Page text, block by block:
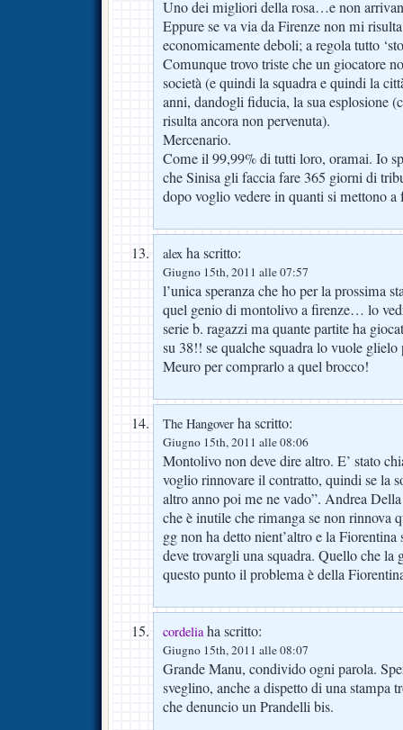
Uno dei migliori della rosa…e non
Eppure se va via da Firenze non mi
economicamente deboli; a regola tutto
Comunque trovo triste che un giocatore
società (e quindi la squadra e quindi la
anni, dandogli fiducia, la sua esplosione
risulta ancora non pervenuta).
Mercenario.
Come il 99,99% di tutti loro, oramai. Io
che Sinisa gli faccia fare 365 giorni di
dopo voglio vedere in quanti si mettono
alex ha scritto:
Giugno 15th, 2011 alle 07:57
l’unica speranza che ho per la prossima
quel genio di montolivo a firenze… lo
serie b. ragazzi ma quante partite ha
su 38!! se qualche squadra lo vuole
Meuro per comprarlo a quel brocco!
The Hangover ha scritto:
Giugno 15th, 2011 alle 08:06
Montolivo non deve dire altro. E’ stato
voglio rinnovare il contratto, quindi se la
altro anno poi me ne vado”. Andrea
che è inutile che rimanga se non rinnova
gg non ha detto nient’altro e la
deve trovargli una squadra. Quello che la
questo punto il problema è della
cordeliaha scritto:
Giugno 15th, 2011 alle 08:07
Grande Manu, condivido ogni parola.
sveglino, anche a dispetto di una stampa
che denuncio un Prandelli bis.